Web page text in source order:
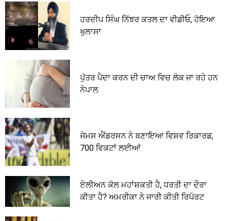
ਹਰਦੀਪ ਸਿੰਘ ਨਿੱਝਰ ਕਤਲ ਦਾ ਵੀਡੀਓ, ਹੋਇਆ
ਖੁਲਾਸਾ
ਪੁੱਤਰ ਪੈਦਾ ਕਰਨ ਦੀ ਚਾਅ ਵਿਚ ਲੋਕ ਜਾ ਰਹੇ ਹਨ
ਨੇਪਾਲ
ਜੇਮਸ ਐਂਡਰਸਨ ਨੇ ਬਣਾਇਆ ਵਿਸ਼ਵ ਰਿਕਾਰਡ,
700 ਵਿਕਟਾਂ ਲਈਆਂ
ਏਲੀਅਨ ਕੋਲ ਮਹਾਂਸ਼ਕਤੀ ਹੈ, ਧਰਤੀ ਦਾ ਦੌਰਾ
ਕੀਤਾ ਹੈ? ਅਮਰੀਕਾ ਨੇ ਜਾਰੀ ਕੀਤੀ ਰਿਪੋਰਟ